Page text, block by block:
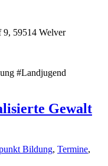
9, 59514 Welver
#Landjugend
Gewalt
Bildung, Termine,